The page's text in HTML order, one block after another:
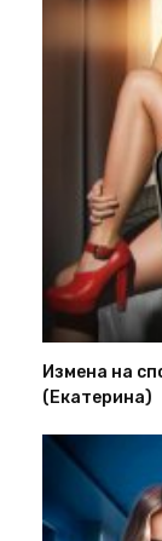
Измена на
(Екатерина)